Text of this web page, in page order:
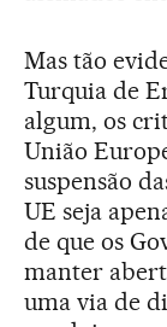
Mas tão
Turquia de
algum, os
União
suspensão
UE seja
de que os
manter
uma via de